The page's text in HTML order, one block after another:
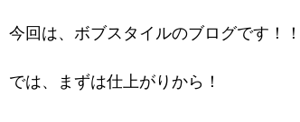
今回は、ボブスタイルのブログです！！
では、まずは仕上がりから！